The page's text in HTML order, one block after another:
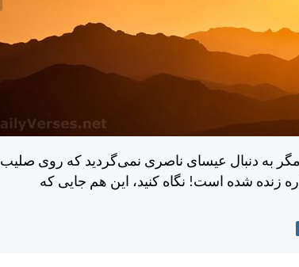
به دنبال عيسای ناصری نمی‌گرديد كه روی صليب
زنده شده است! نگاه كنيد، اين هم جايی كه